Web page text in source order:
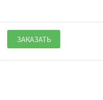
ЗАКАЗАТЬ